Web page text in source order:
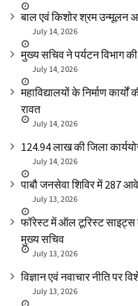
बाल एवं किशोर श्रम उन्मूलन
July 14, 2026
मुख्य सचिव ने पर्यटन विभाग की
July 14, 2026
महाविद्यालयों के निर्माण
रावत
July 14, 2026
₹124.94 लाख की जिला
July 14, 2026
पाबौ जनसेवा शिविर में 287
July 13, 2026
फॉरेस्ट में ऑल टूरिस्ट साइट्स
मुख्य सचिव
July 13, 2026
विज्ञान एवं नवाचार नीति पर
July 13, 2026